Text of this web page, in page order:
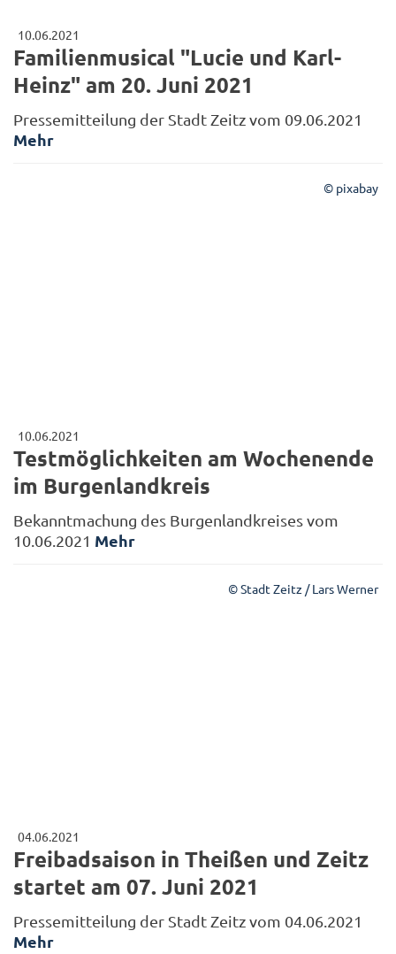
10.06.2021
Familienmusical "Lucie und Karl-
Heinz" am 20. Juni 2021
Pressemitteilung der Stadt Zeitz vom 09.06.2021
Mehr
© pixabay
10.06.2021
Testmöglichkeiten am Wochenende
im Burgenlandkreis
Bekanntmachung des Burgenlandkreises vom
10.06.2021 Mehr
© Stadt Zeitz / Lars Werner
04.06.2021
Freibadsaison in Theißen und Zeitz
startet am 07. Juni 2021
Pressemitteilung der Stadt Zeitz vom 04.06.2021
Mehr